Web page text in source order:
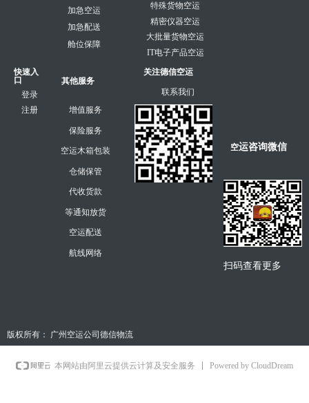
特殊货物空运
精密仪器空运
大批量货物空运
IT电子产品空运
登录
注册
快速入
口
增值服务
保险服务
空运木箱包装
仓储保管
代收货款
等通知放货
空运配送
航线网络
其他服务
联系我们
关注德信空运
加急空运
加急配送
舱位保障
扫码查看更多
空运咨询微信
版权所有： 广州空运公司德信物流
本网站由阿里云提供云计算及安全服务 Powered by CloudDream